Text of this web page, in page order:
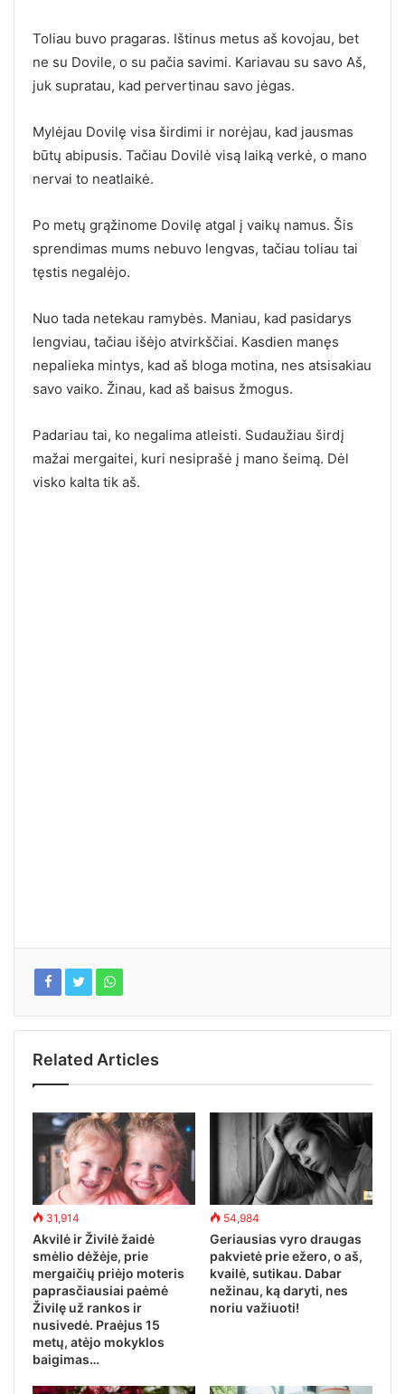
Toliau buvo pragaras. Ištinus metus aš kovojau, bet
ne su Dovile, o su pačia savimi. Kariavau su savo Aš,
juk supratau, kad pervertinau savo jėgas.
Mylėjau Dovilę visa širdimi ir norėjau, kad jausmas
būtų abipusis. Tačiau Dovilė visą laiką verkė, o mano
nervai to neatlaikė.
Po metų grąžinome Dovilę atgal į vaikų namus. Šis
sprendimas mums nebuvo lengvas, tačiau toliau tai
tęstis negalėjo.
Nuo tada netekau ramybės. Maniau, kad pasidarys
lengviau, tačiau išėjo atvirkščiai. Kasdien manęs
nepalieka mintys, kad aš bloga motina, nes atsisakiau
savo vaiko. Žinau, kad aš baisus žmogus.
Padariau tai, ko negalima atleisti. Sudaužiau širdį
mažai mergaitei, kuri nesiprašė į mano šeimą. Dėl
visko kalta tik aš.
Related Articles
31,914
Akvilė ir Živilė žaidė
smėlio dėžėje, prie
mergaičių priėjo moteris
paprasčiausiai paėmė
Živilę už rankos ir
nusivedė. Praėjus 15
metų, atėjo mokyklos
baigimas…
54,984
Geriausias vyro draugas
pakvietė prie ežero, o aš,
kvailė, sutikau. Dabar
nežinau, ką daryti, nes
noriu važiuoti!